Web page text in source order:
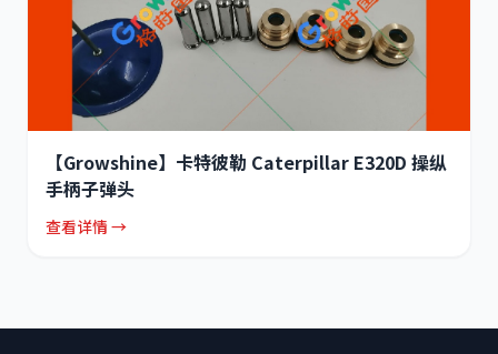
【Growshine】卡特彼勒 Caterpillar E320D 操纵
手柄子弹头
查看详情 →